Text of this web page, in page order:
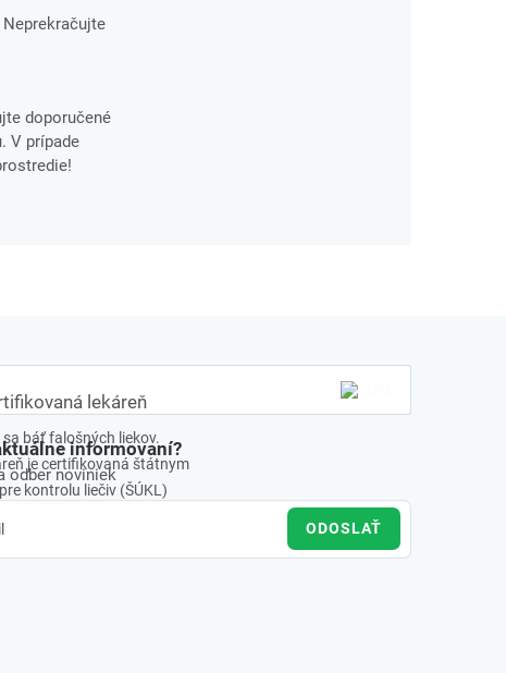
doporučené
V prípade
lekáreň
sa báť falošných liekov.
je certifikovaná štátnym
kontrolu liečiv (ŠÚKL)
informovaní?
odber noviniek
ODOSLAŤ